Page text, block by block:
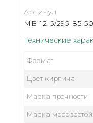
Технические
Артикул
MB-12-5/295-85-50
Формат
Цвет кирпича
Марка прочности
Марка